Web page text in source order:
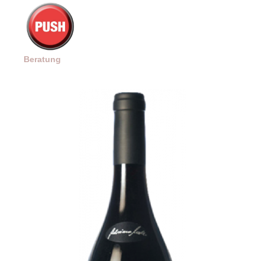
Beratung